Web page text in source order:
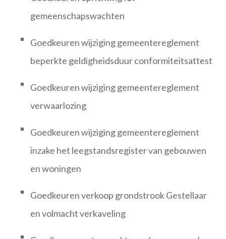
gemeenschapswachten
Goedkeuren wijziging gemeentereglement
beperkte geldigheidsduur conformiteitsattest
Goedkeuren wijziging gemeentereglement
verwaarlozing
Goedkeuren wijziging gemeentereglement
inzake het leegstandsregister van gebouwen
en woningen
Goedkeuren verkoop grondstrook Gestellaar
en volmacht verkaveling